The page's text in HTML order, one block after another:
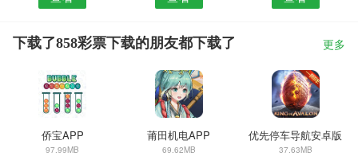
下载了858彩票下载的朋友都下载了 更多
侨宝APP
97.99MB
莆田机电APP
69.62MB
优先停车导航安卓版
37.63MB